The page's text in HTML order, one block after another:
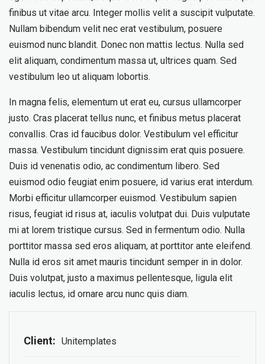
finibus ut vitae arcu. Integer mollis velit a suscipit vulputate.
Nullam bibendum velit nec erat vestibulum, posuere
euismod nunc blandit. Donec non mattis lectus. Nulla sed
elit aliquam, condimentum massa ut, ultrices quam. Sed
vestibulum leo ut aliquam lobortis.
In magna felis, elementum ut erat eu, cursus ullamcorper
justo. Cras placerat tellus nunc, et finibus metus placerat
convallis. Cras id faucibus dolor. Vestibulum vel efficitur
massa. Vestibulum tincidunt dignissim erat quis posuere.
Duis id venenatis odio, ac condimentum libero. Sed
euismod odio feugiat enim posuere, id varius erat interdum.
Morbi efficitur ullamcorper euismod. Vestibulum sapien
risus, feugiat id risus at, iaculis volutpat dui. Duis vulputate
mi at lorem tristique cursus. Sed in fermentum odio. Nulla
porttitor massa sed eros aliquam, at porttitor ante eleifend.
Nulla id eros sit amet mauris tincidunt semper in in dolor.
Duis volutpat, justo a maximus pellentesque, ligula elit
iaculis lectus, id ornare arcu nunc quis diam.
Client: Unitemplates